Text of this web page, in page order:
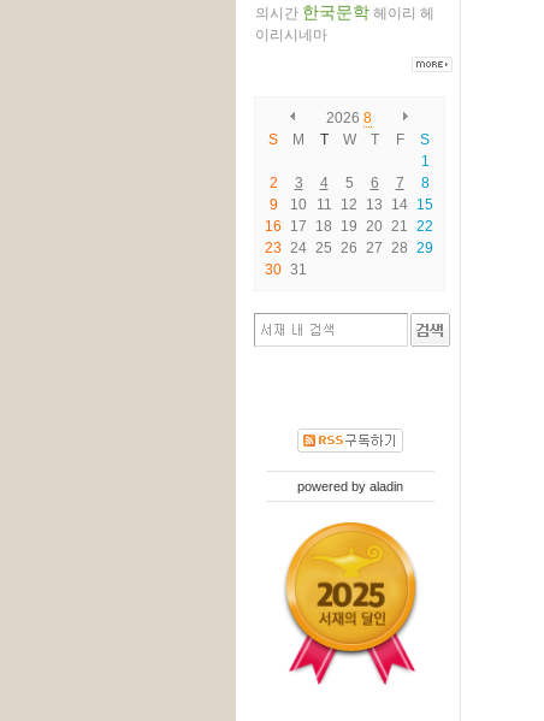
의시간 한국문학 헤이리 헤
이리시네마
2026 8
S
M T W T F
S
1
2
3 4 5 6 7
8
9
10 11 12 13 14 15
16
17 18 19 20 21
22
23 24 25 26 27 28 29
30 31
powered by aladin